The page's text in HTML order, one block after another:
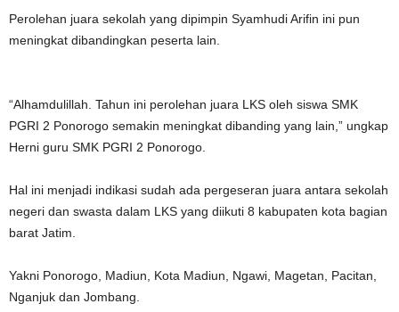
Perolehan juara sekolah yang dipimpin Syamhudi Arifin ini pun
meningkat dibandingkan peserta lain.
“Alhamdulillah. Tahun ini perolehan juara LKS oleh siswa SMK
PGRI 2 Ponorogo semakin meningkat dibanding yang lain,” ungkap
Herni guru SMK PGRI 2 Ponorogo.
Hal ini menjadi indikasi sudah ada pergeseran juara antara sekolah
negeri dan swasta dalam LKS yang diikuti 8 kabupaten kota bagian
barat Jatim.
Yakni Ponorogo, Madiun, Kota Madiun, Ngawi, Magetan, Pacitan,
Nganjuk dan Jombang.